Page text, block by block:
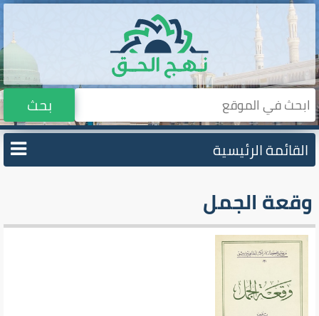
بحث
القائمة الرئيسية
وقعة الجمل